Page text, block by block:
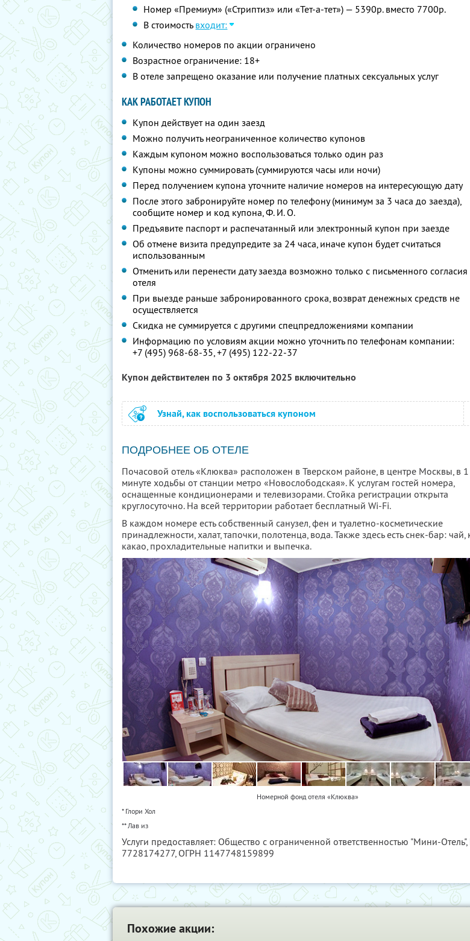
Номер «Премиум» («Стриптиз» или «Тет-а-тет») — 5390р. вместо 7700р.
В стоимость входит:
Количество номеров по акции ограничено
Возрастное ограничение: 18+
В отеле запрещено оказание или получение платных сексуальных услуг
КАК РАБОТАЕТ КУПОН
Купон действует на один заезд
Можно получить неограниченное количество купонов
Каждым купоном можно воспользоваться только один раз
Купоны можно суммировать (суммируются часы или ночи)
Перед получением купона уточните наличие номеров на интересующую дату
После этого забронируйте номер по телефону (минимум за 3 часа до заезда),
сообщите номер и код купона, Ф. И. О.
Предъявите паспорт и распечатанный или электронный купон при заезде
Об отмене визита предупредите за 24 часа, иначе купон будет считаться
использованным
Отменить или перенести дату заезда возможно только с письменного согласия
отеля
При выезде раньше забронированного срока, возврат денежных средств не
осуществляется
Скидка не суммируется с другими спецпредложениями компании
Информацию по условиям акции можно уточнить по телефонам компании:
+7 (495) 968-68-35, +7 (495) 122-22-37
Купон действителен по 3 октября 2025 включительно
Узнай, как воспользоваться купоном
ПОДРОБНЕЕ ОБ ОТЕЛЕ
Почасовой отель «Клюква» расположен в Тверском районе, в центре Москвы, в 1
минуте ходьбы от станции метро «Новослободская». К услугам гостей номера,
оснащенные кондиционерами и телевизорами. Стойка регистрации открыта
круглосуточно. На всей территории работает бесплатный Wi-Fi.
В каждом номере есть собственный санузел, фен и туалетно-косметические
принадлежности, халат, тапочки, полотенца, вода. Также здесь есть снек-бар: чай,
какао, прохладительные напитки и выпечка.
Номерной фонд отеля «Клюква»
* Глори Хол
** Лав из
Услуги предоставляет: Общество с ограниченной ответственностью "Мини-Отель",
7728174277, ОГРН 1147748159899
Похожие акции: